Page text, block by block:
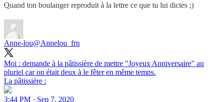
Quand ton boulanger reproduit à la lettre ce que tu lui dictes ;)
Anne-lou@Annelou_frn
Moi : demande à la pâtissière de mettre "Joyeux Anniversaire" au
pluriel car on était deux à le fêter en même temps.
La pâtissière :
3:44 PM · Sep 7, 2020